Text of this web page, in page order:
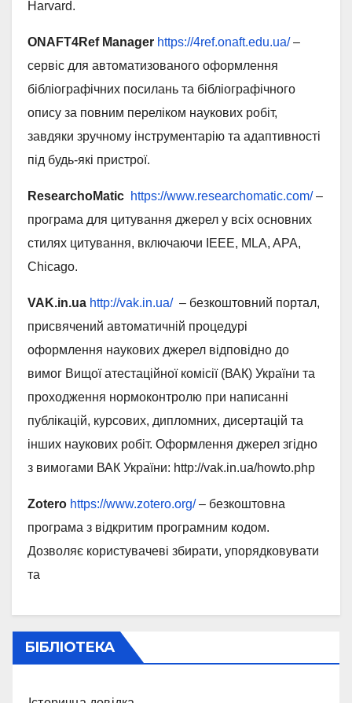
Harvard.
ONAFT4Ref Manager https://4ref.onaft.edu.ua/–
сервіс для автоматизованого оформлення
бібліографічних посилань та бібліографічного
опису за повним переліком наукових робіт,
завдяки зручному інструментарію та адаптивності
під будь-які пристрої.
ResearchoMatic https://www.researchomatic.com/–
програма для цитування джерел у всіх основних
стилях цитування, включаючи IEEE, MLA, APA,
Chicago.
VAK.in.ua http://vak.in.ua/– безкоштовний портал,
присвячений автоматичній процедурі
оформлення наукових джерел відповідно до
вимог Вищої атестаційної комісії (ВАК) України та
проходження нормоконтролю при написанні
публікацій, курсових, дипломних, дисертацій та
інших наукових робіт. Оформлення джерел згідно
з вимогами ВАК України: http://vak.in.ua/howto.php
Zotero https://www.zotero.org/– безкоштовна
програма з відкритим програмним кодом.
Дозволяє користувачеві збирати, упорядковувати
та
БІБЛІОТЕКА